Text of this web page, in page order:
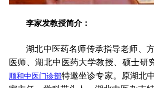
李家发教授简介：
湖北中医药名师传承指导老师、方
医师、湖北中医药大学教授、硕士研
顺和中医门诊部特邀坐诊专家。原湖北